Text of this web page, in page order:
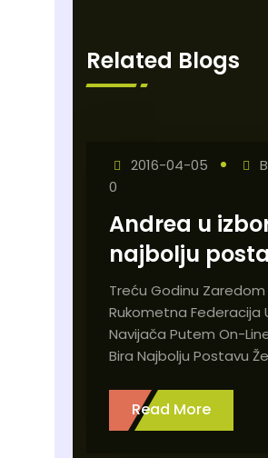
Related Blogs
2016-04-05
0
Andrea u
najbolju
Treću Godinu Zaredom
Rukometna Federacija
Navijača Putem On-
Bira Najbolju Postavu
Read More